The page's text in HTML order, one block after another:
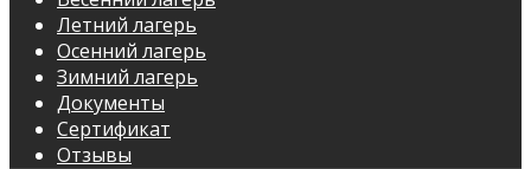
Летний лагерь
Осенний лагерь
Зимний лагерь
Документы
Сертификат
Отзывы